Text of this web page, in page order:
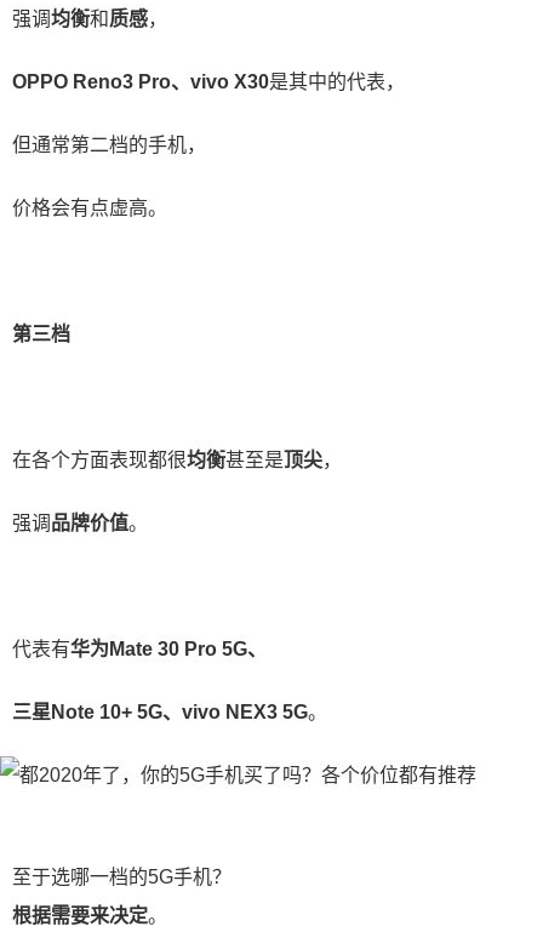
强调均衡和质感，
OPPO Reno3 Pro、vivo X30是其中的代表，
但通常第二档的手机，
价格会有点虚高。
第三档
在各个方面表现都很均衡甚至是顶尖，
强调 品牌价值。
代表有华为Mate 30 Pro 5G、
三星Note 10+ 5G、vivo NEX3 5G。
至于选哪一档的5G手机？
根据需要来决定。